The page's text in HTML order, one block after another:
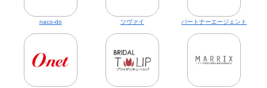
naco-do ツヴァイ パートナーエージェント